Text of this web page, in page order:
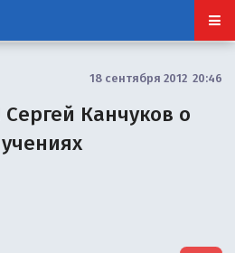
18 сентября 2012 20:46
Канчуков о